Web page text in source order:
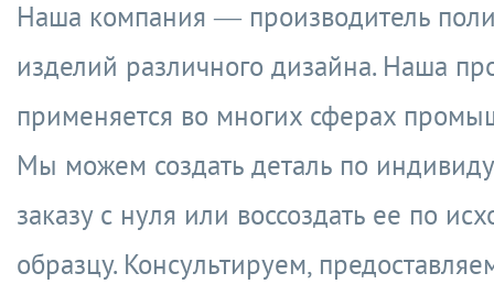
Наша компания — производитель
изделий различного дизайна. Наша
применяется во многих сферах
Мы можем создать деталь по
заказу с нуля или воссоздать ее по
образцу. Консультируем,